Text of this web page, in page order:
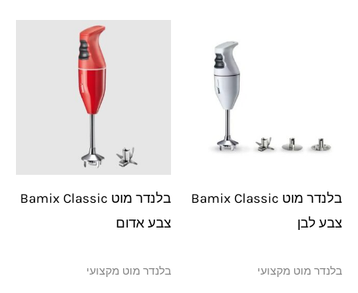
בלנדר מוט Bamix Classic
צבע לבן
בלנדר מוט מקצועי
בלנדר מוט Bamix Classic
צבע אדום
בלנדר מוט מקצועי